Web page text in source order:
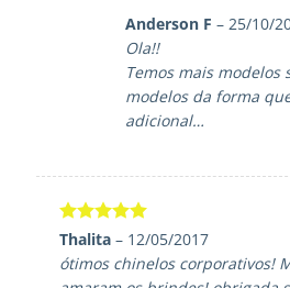
Anderson F– 25/10/
Ola!!
Temos mais modelos
modelos da forma
adicional…
Avaliação5
de 5
Thalita– 12/05/2017
ótimos chinelos corporativos!